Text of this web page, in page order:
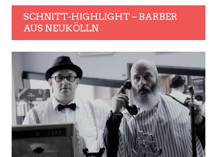
SCHNITT-HIGHLIGHT – BARBER
AUS NEUKÖLLN